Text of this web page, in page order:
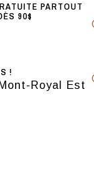
PARTOUT
90$
!
Royal Est